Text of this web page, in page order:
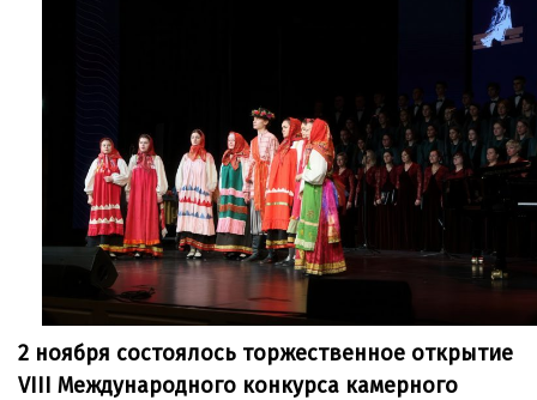
2 ноября состоялось торжественное открытие
VIII Международного конкурса камерного